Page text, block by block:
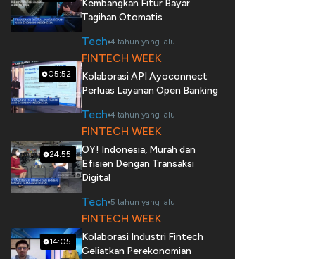
Kembangkan Fitur Bayar
Tagihan Otomatis
Tech 4 tahun yang lalu
05:52
FINTECH WEEK
Kolaborasi API Ayoconnect
Perluas Layanan Open Banking
Tech 4 tahun yang lalu
24:55
FINTECH WEEK
OY! Indonesia, Murah dan
Efisien Dengan Transaksi
Digital
Tech 5 tahun yang lalu
14:05
FINTECH WEEK
Kolaborasi Industri Fintech
Geliatkan Perekonomian